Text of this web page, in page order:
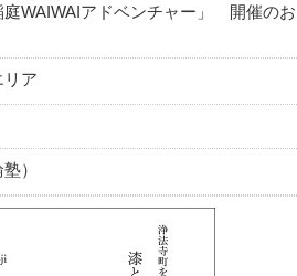
庭WAIWAIアドベンチャー」 開催のお
リア
）